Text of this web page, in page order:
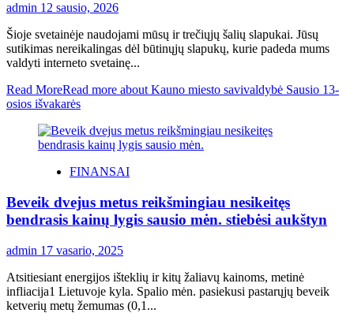
admin 12 sausio, 2026
Šioje svetainėje naudojami mūsų ir trečiųjų šalių slapukai. Jūsų
sutikimas nereikalingas dėl būtinųjų slapukų, kurie padeda mums
valdyti interneto svetainę...
Read MoreRead more about Kauno miesto savivaldybė Sausio 13-
osios išvakarės
FINANSAI
Beveik dvejus metus reikšmingiau nesikeitęs
bendrasis kainų lygis sausio mėn. stiebėsi aukštyn
admin 17 vasario, 2025
Atsitiesiant energijos išteklių ir kitų žaliavų kainoms, metinė
infliacija1 Lietuvoje kyla. Spalio mėn. pasiekusi pastarųjų beveik
ketverių metų žemumas (0,1...